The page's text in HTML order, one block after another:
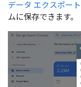
データ エクスポート
ムに保存できます。